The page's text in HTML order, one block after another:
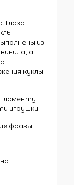
Глаза
из
а
куклы
игрушки.
фразы: